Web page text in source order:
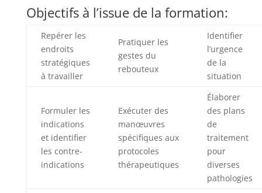
Objectifs à l’issue de la formation:
Repérer les
endroits
stratégiques
à travailler
Pratiquer les
gestes du
rebouteux
Identifier
l’urgence
de la
situation
Formuler les
indications
et identifier
les contre-
indications
Exécuter des
manœuvres
spécifiques aux
protocoles
thérapeutiques
Élaborer
des plans
de
traitement
pour
diverses
pathologies